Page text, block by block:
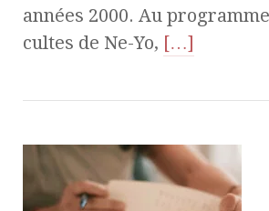
années 2000. Au
cultes de Ne-Yo, […]